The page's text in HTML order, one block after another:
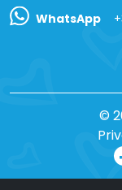
WhatsApp
©